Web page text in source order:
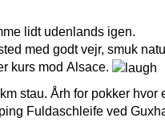
lidt udenlands igen.
med godt vejr, smuk
kurs mod Alsace.
stau. Årh for pokker hvor
Fuldaschleife ved